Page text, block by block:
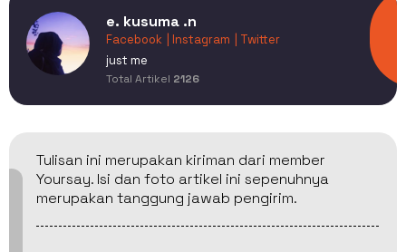
e. kusuma .n
Facebook | Instagram
| Twitter
just me
Total Artikel 2126
Tulisan ini merupakan kiriman dari member
Yoursay. Isi dan foto artikel ini sepenuhnya
merupakan tanggung jawab pengirim.